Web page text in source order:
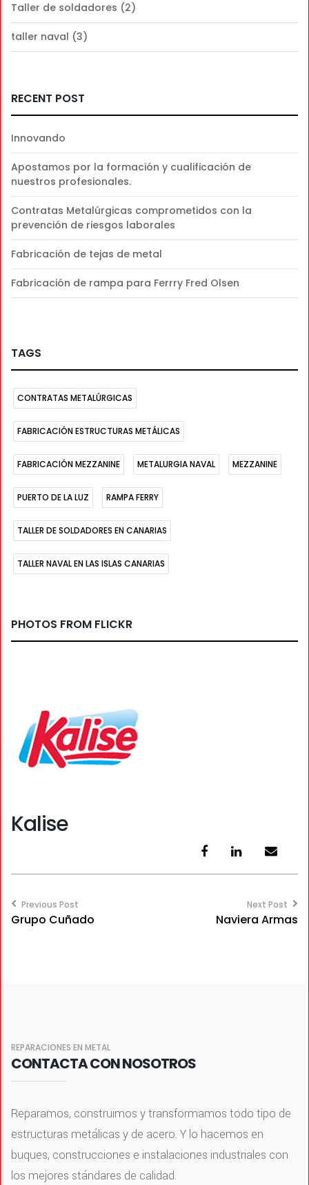
Taller de soldadores (2)
taller naval (3)
RECENT POST
Innovando
Apostamos por la formación y cualificación de
nuestros profesionales.
Contratas Metalúrgicas comprometidos con la
prevención de riesgos laborales
Fabricación de tejas de metal
Fabricación de rampa para Ferrry Fred Olsen
TAGS
CONTRATAS METALÚRGICAS
FABRICACIÓN ESTRUCTURAS METÁLICAS
FABRICACIÓN MEZZANINE METALURGIA NAVAL MEZZANINE
PUERTO DE LA LUZ RAMPA FERRY
TALLER DE SOLDADORES EN CANARIAS
TALLER NAVAL EN LAS ISLAS CANARIAS
PHOTOS FROM FLICKR
Kalise
Post
navigation
Previous Post
Grupo Cuñado
Next Post
Naviera Armas
REPARACIONES EN METAL
CONTACTA CON NOSOTROS
Reparamos, construimos y transformamos todo tipo de
estructuras metálicas y de acero. Y lo hacemos en
buques, construcciones e instalaciones industriales con
los mejores stándares de calidad.